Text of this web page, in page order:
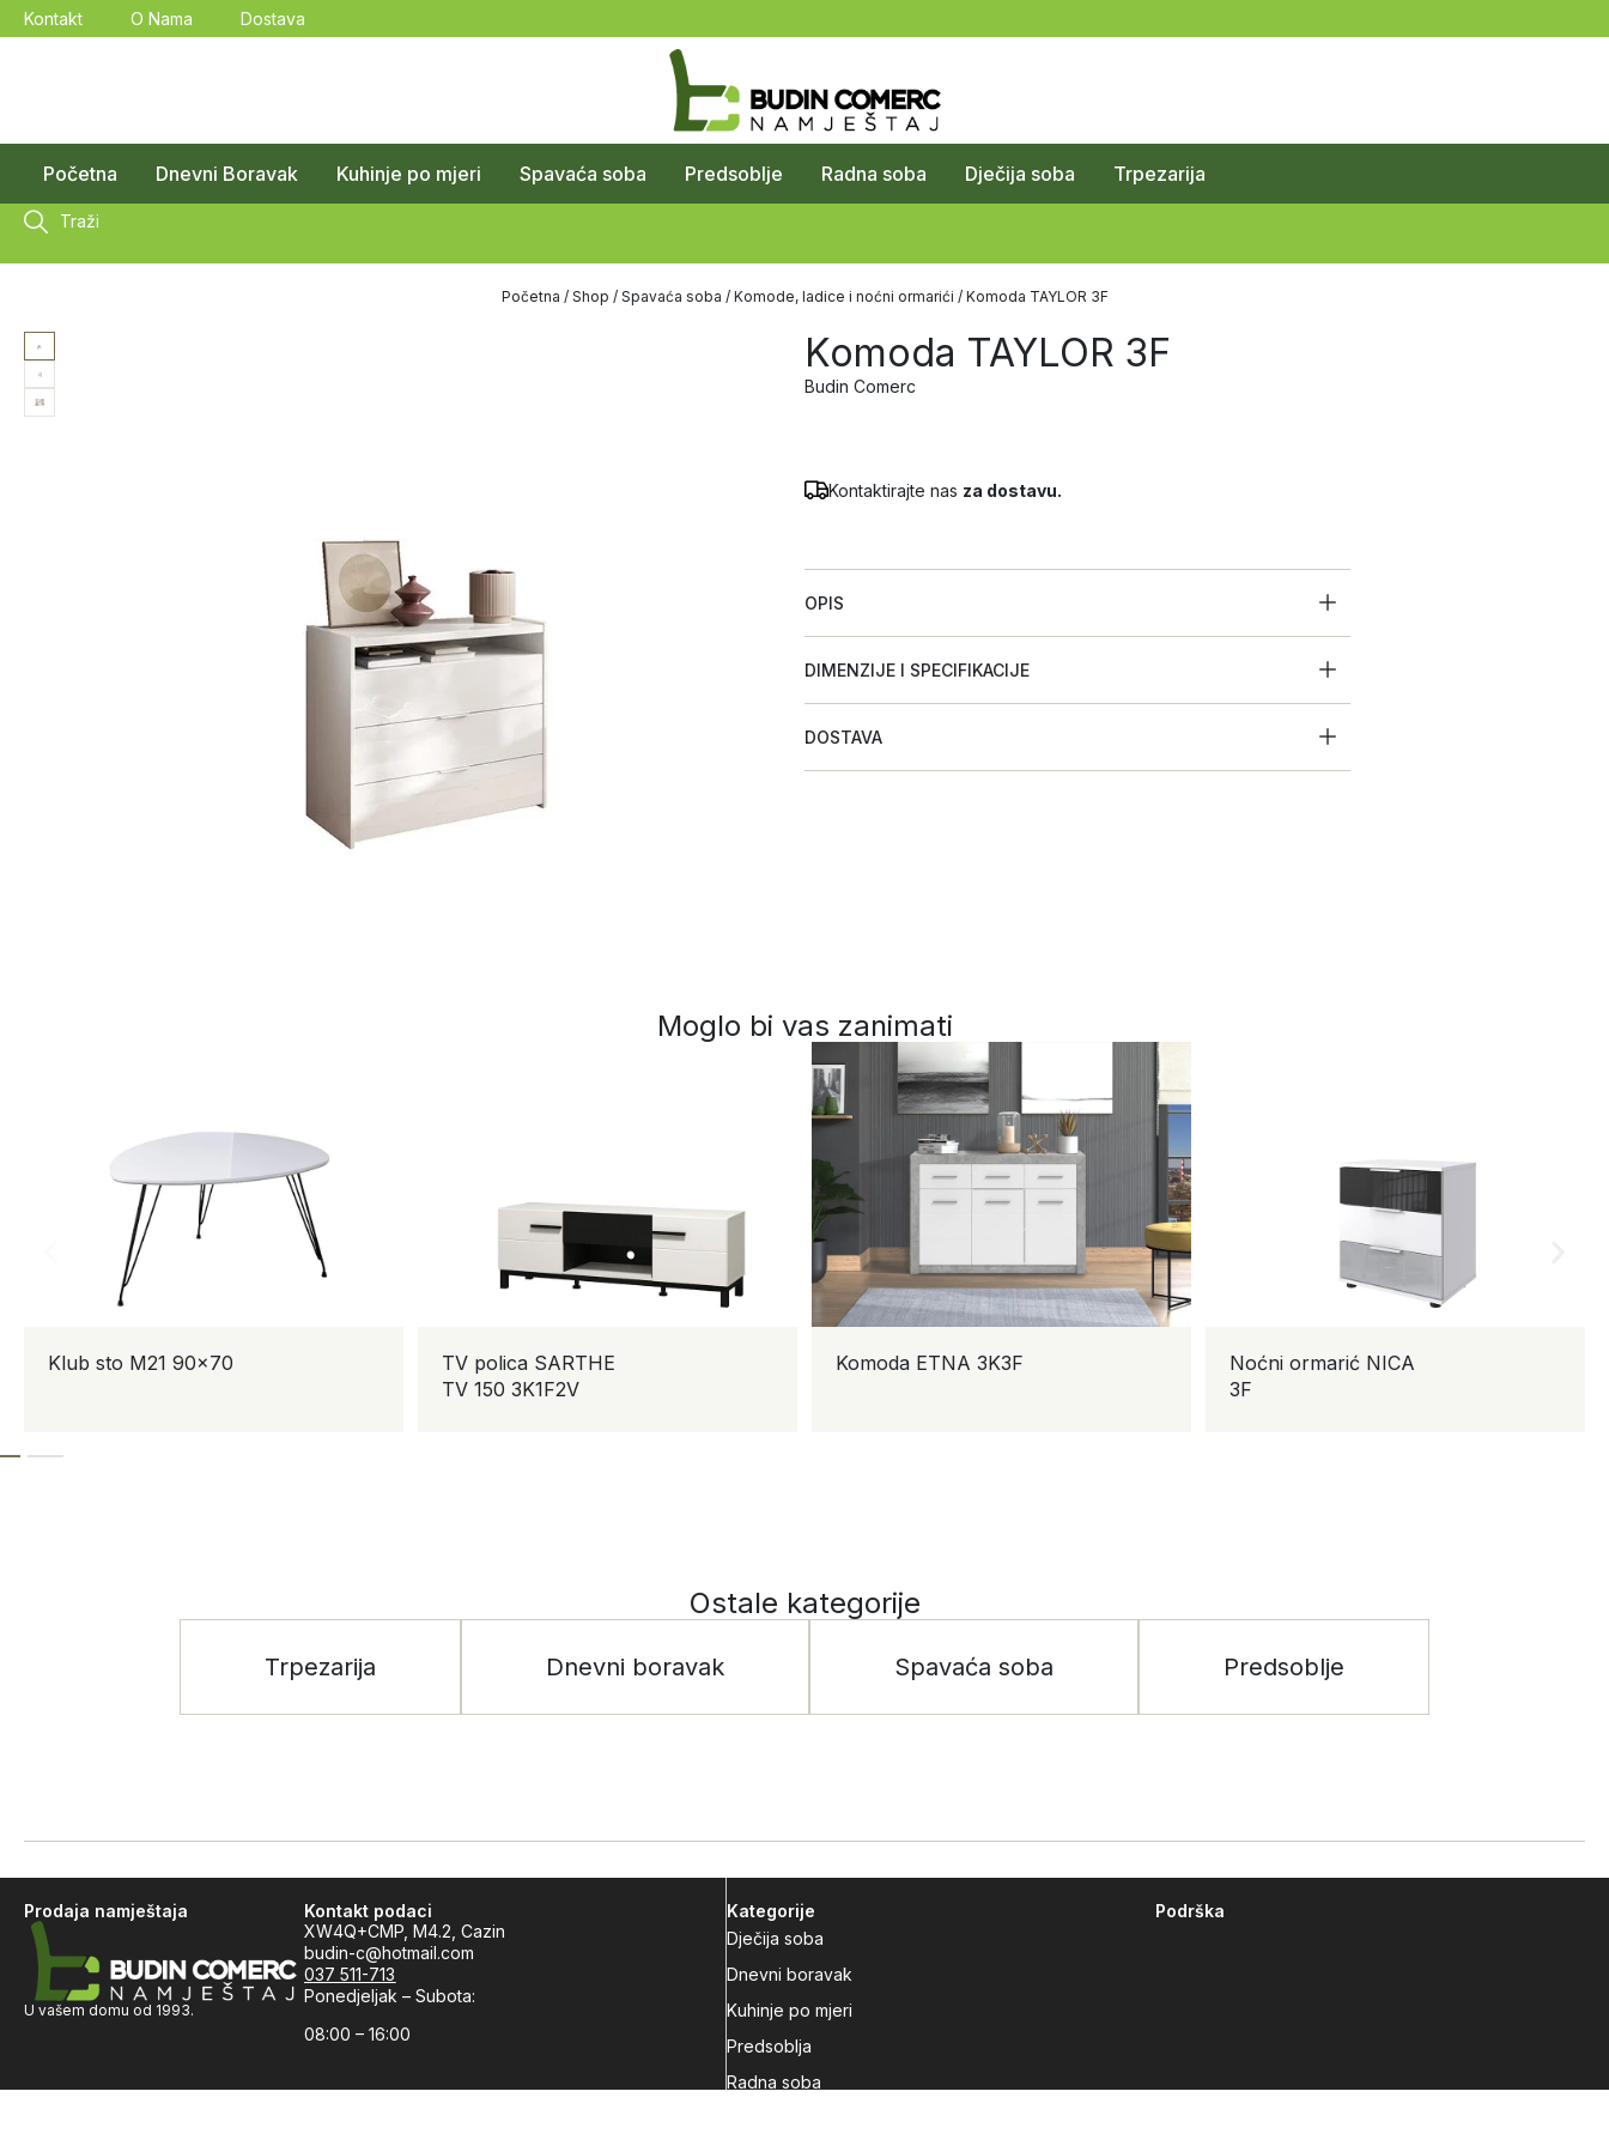
Kontakt O Nama Dostava
Početna Dnevni Boravak Kuhinje po mjeri Spavaća soba Predsoblje Radna soba Dječija soba Trpezarija
Traži
Početna / Shop / Spavaća soba / Komode, ladice i noćni ormarići / Komoda TAYLOR 3F
Komoda TAYLOR 3F
Budin Comerc
Kontaktirajte nas za dostavu.
OPIS
DIMENZIJE I SPECIFIKACIJE
DOSTAVA
Moglo bi vas zanimati
Klub sto M21 90×70
TV polica SARTHE
TV 150 3K1F2V
Komoda ETNA 3K3F
Noćni ormarić NICA
3F
Ostale kategorije
Trpezarija Dnevni boravak Spavaća soba Predsoblje
Prodaja namještaja
U vašem domu od 1993.
Kontakt podaci
XW4Q+CMP, M4.2, Cazin
budin-c@hotmail.com
037 511-713
Ponedjeljak – Subota:
08:00 – 16:00
Kategorije
Dječija soba
Dnevni boravak
Kuhinje po mjeri
Predsoblja
Radna soba
Podrška